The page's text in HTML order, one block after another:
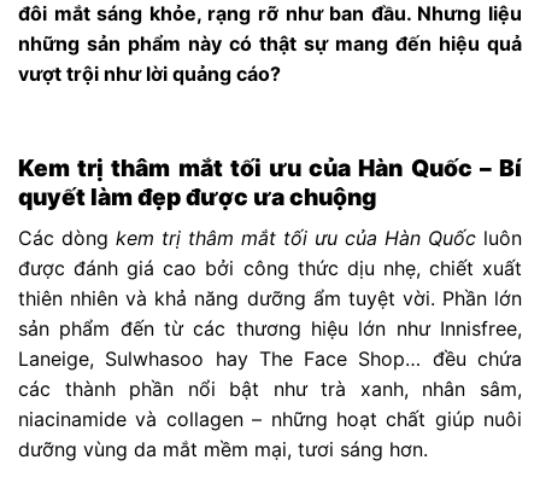
đôi mắt sáng khỏe, rạng rỡ như ban đầu. Nhưng liệu
những sản phẩm này có thật sự mang đến hiệu quả
vượt trội như lời quảng cáo?
Kem trị thâm mắt tối ưu của Hàn Quốc – Bí
quyết làm đẹp được ưa chuộng
Các dòng kem trị thâm mắt tối ưu của Hàn Quốc luôn
được đánh giá cao bởi công thức dịu nhẹ, chiết xuất
thiên nhiên và khả năng dưỡng ẩm tuyệt vời. Phần lớn
sản phẩm đến từ các thương hiệu lớn như Innisfree,
Laneige, Sulwhasoo hay The Face Shop… đều chứa
các thành phần nổi bật như trà xanh, nhân sâm,
niacinamide và collagen – những hoạt chất giúp nuôi
dưỡng vùng da mắt mềm mại, tươi sáng hơn.